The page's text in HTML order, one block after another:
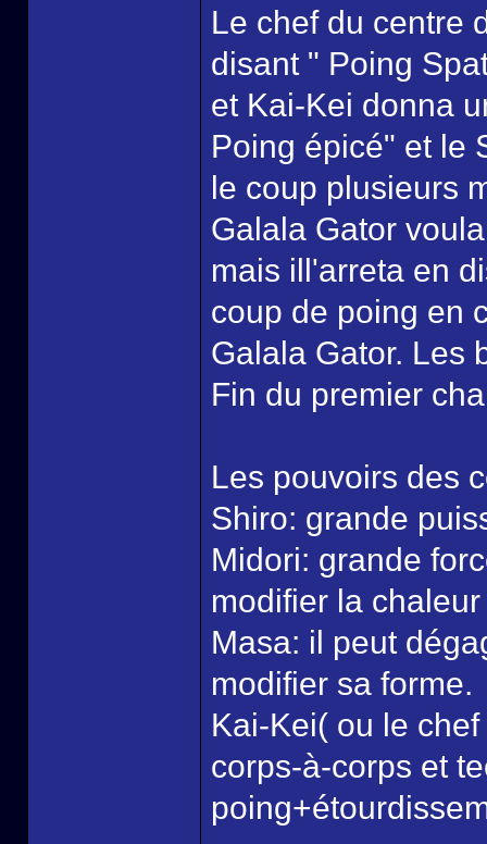
Le chef du centre
disant " Poing
et Kai-Kei donna
Poing épicé" et le
le coup plusieurs
Galala Gator
mais ill'arreta en
coup de poing en
Galala Gator. Les
Fin du premier
Les pouvoirs des
Shiro: grande
Midori: grande
modifier la
Masa: il peut
modifier sa forme.
Kai-Kei( ou le
corps-à-corps et